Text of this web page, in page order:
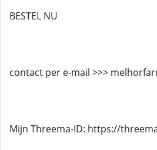
BESTEL NU
contact per e-mail >>>
Mijn Threema-ID: https://